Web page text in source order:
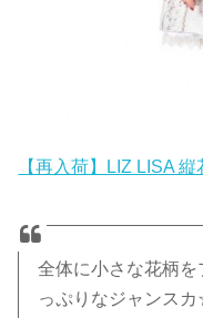
【再入荷】LIZ LISA
全体に小さな花柄
っぷりなジャンス